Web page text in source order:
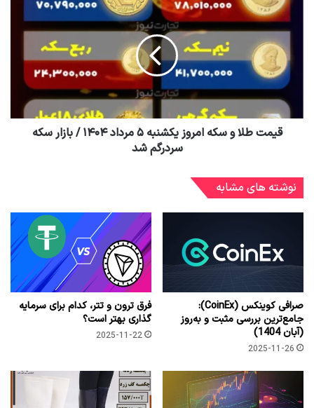
قیمت طلا و سکه امروز یکشنبه ۵ مرداد ۱۴۰۴ / بازار سکه
سردرگم شد
نوشته های مشابه
صرافی کوینکس (CoinEx):
جامع‌ترین بررسی مثبت و به‌روز
(آبان 1404)
2025-11-26
فرق ترون و تتر، کدام برای سرمایه
گذاری بهتر است؟
2025-11-22